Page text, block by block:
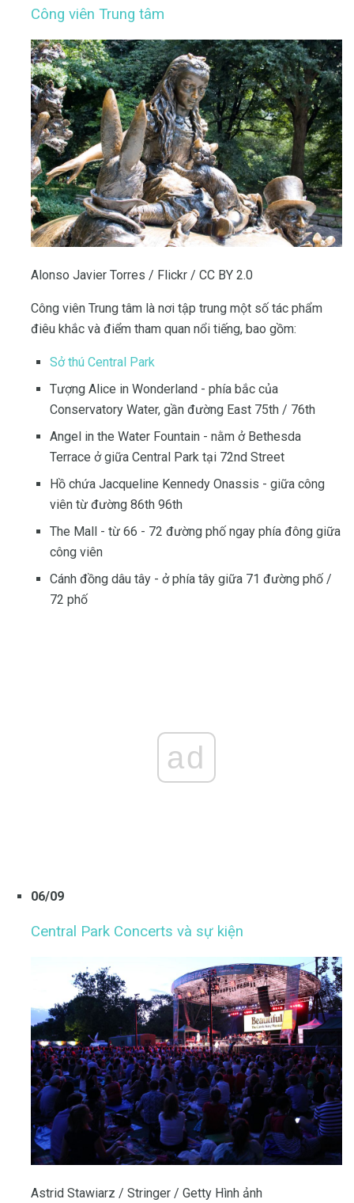
Công viên Trung tâm
Alonso Javier Torres / Flickr / CC BY 2.0
Công viên Trung tâm là nơi tập trung một số tác phẩm
điêu khắc và điểm tham quan nổi tiếng, bao gồm:
Sở thú Central Park
Tượng Alice in Wonderland - phía bắc của
Conservatory Water, gần đường East 75th / 76th
Angel in the Water Fountain - nằm ở Bethesda
Terrace ở giữa Central Park tại 72nd Street
Hồ chứa Jacqueline Kennedy Onassis - giữa công
viên từ đường 86th 96th
The Mall - từ 66 - 72 đường phố ngay phía đông giữa
công viên
Cánh đồng dâu tây - ở phía tây giữa 71 đường phố /
72 phố
ad
06/09
Central Park Concerts và sự kiện
Astrid Stawiarz / Stringer / Getty Hình ảnh